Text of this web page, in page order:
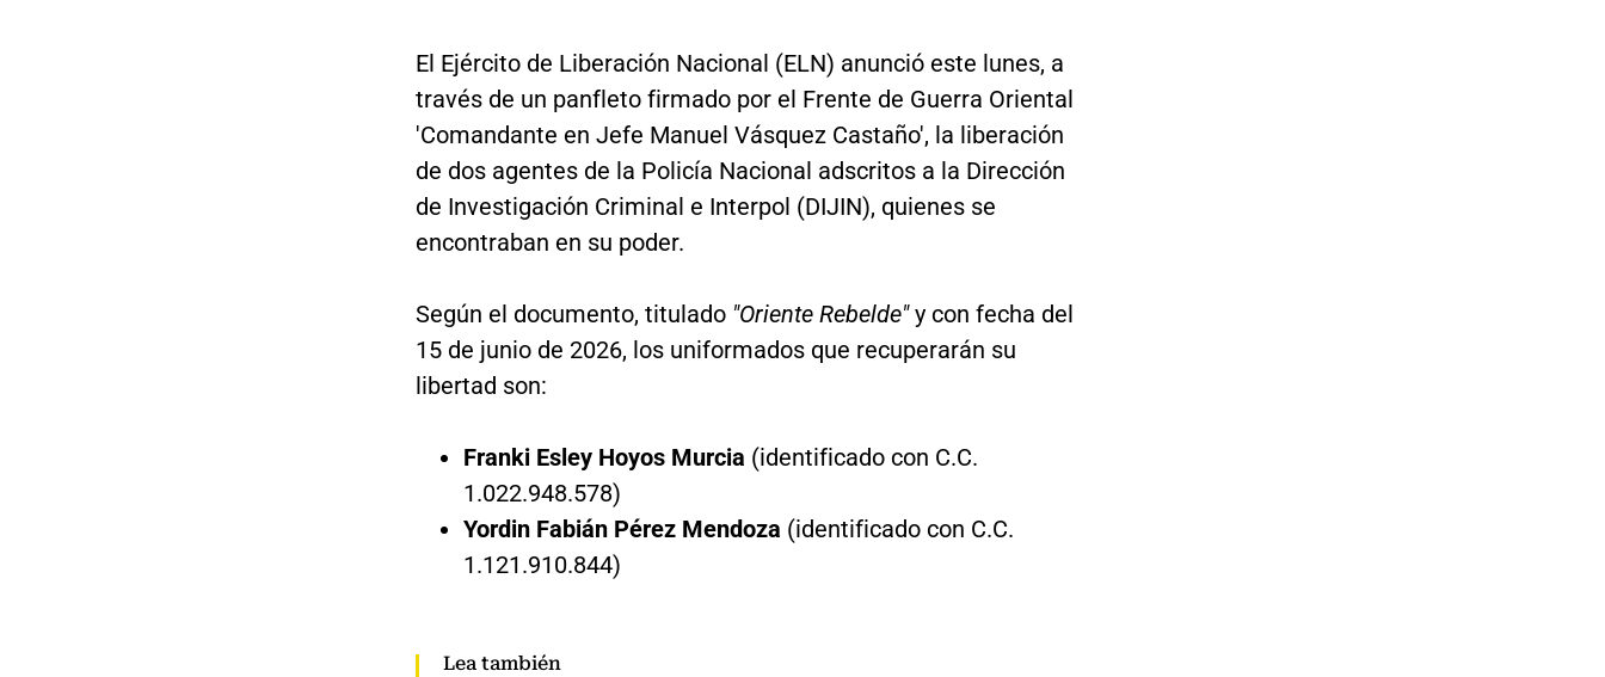
El Ejército de Liberación Nacional (ELN) anunció este lunes, a
través de un panfleto firmado por el Frente de Guerra Oriental
'Comandante en Jefe Manuel Vásquez Castaño', la liberación
de dos agentes de la Policía Nacional adscritos a la Dirección
de Investigación Criminal e Interpol (DIJIN), quienes se
encontraban en su poder.
Según el documento, titulado "Oriente Rebelde"y con fecha del
15 de junio de 2026, los uniformados que recuperarán su
libertad son:
Franki Esley Hoyos Murcia (identificado con C.C.
1.022.948.578)
Yordin Fabián Pérez Mendoza (identificado con C.C.
1.121.910.844)
Lea también